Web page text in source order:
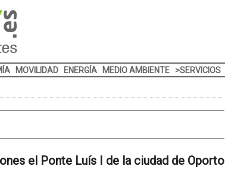
MOVILIDAD ENERGÍA MEDIO AMBIENTE >SERVICIOS
el Ponte Luís I de la ciudad de Oporto